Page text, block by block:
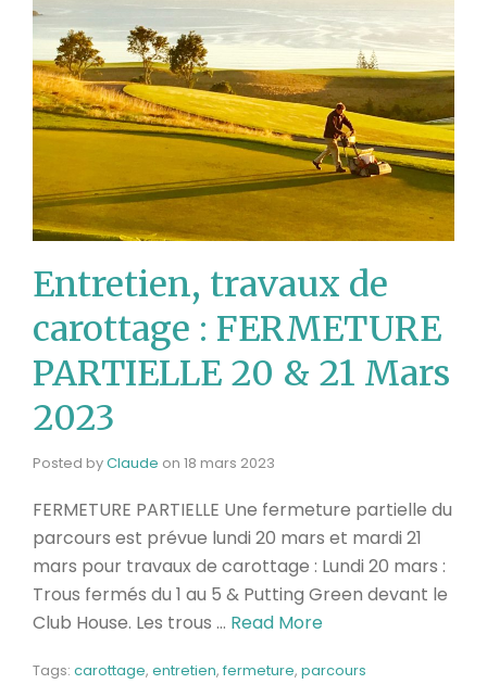
Entretien, travaux de
carottage : FERMETURE
PARTIELLE 20 & 21 Mars
2023
Posted byClaude on 18 mars 2023
FERMETURE PARTIELLE Une fermeture partielle du
parcours est prévue lundi 20 mars et mardi 21
mars pour travaux de carottage : Lundi 20 mars :
Trous fermés du 1 au 5 & Putting Green devant le
Club House. Les trous … Read More
Tags: carottage, entretien, fermeture, parcours